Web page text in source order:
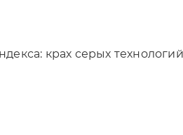
крах серых технологий